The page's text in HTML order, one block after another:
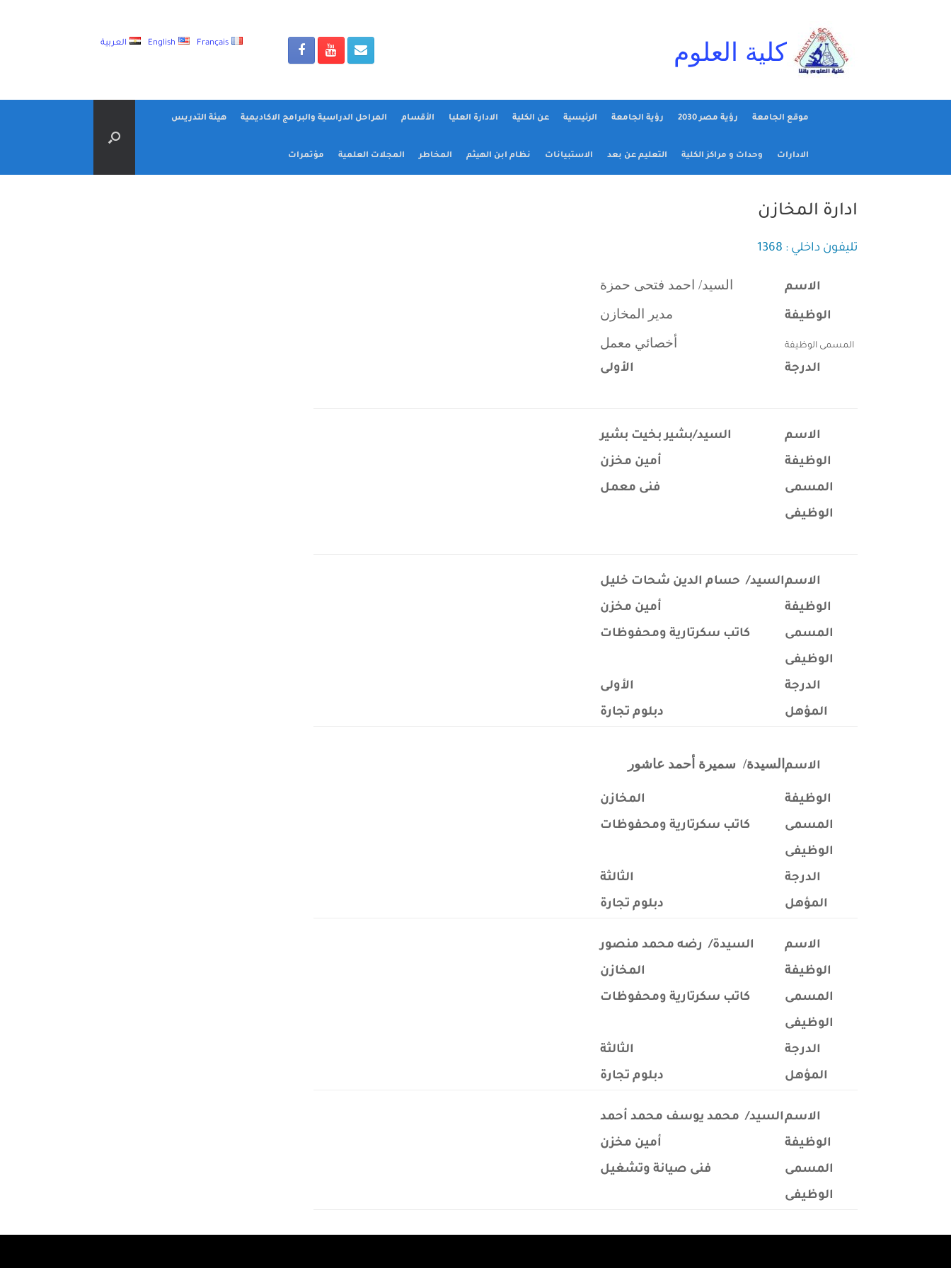
كلية العلوم العربية English Français
موقع الجامعة رؤية مصر 2030 رؤية الجامعة الرئيسية عن الكلية الادارة العليا الأقسام المراحل الدراسية والبرامج الاكاديمية هيئة التدريس
الادارات وحدات و مراكز الكلية التعليم عن بعد الاستبيانات نظام ابن الهيثم المخاطر المجلات العلمية مؤتمرات
ادارة المخازن
تليفون داخلي : 1368
الاسم السيد/ احمد فتحى حمزة
الوظيفة مدير المخازن
المسمى الوظيفة أخصائي معمل
الدرجة الأولى
الاسم
السيد/بشير بخيت بشير
الوظيفة
أمين مخزن
المسمى
الوظيفى
فنى معمل
الاسمالسيد/ حسام الدين شحات خليل
الوظيفة
أمين مخزن
المسمى
الوظيفى
كاتب سكرتارية ومحفوظات
الدرجة
الأولى
المؤهل
دبلوم تجارة
الاسم السيدة/ سميرة أحمد عاشور
الوظيفة
المخازن
المسمى
الوظيفى
كاتب سكرتارية ومحفوظات
الدرجة
الثالثة
المؤهل
دبلوم تجارة
الاسم
السيدة/ رضه محمد منصور
الوظيفة
المخازن
المسمى
الوظيفى
كاتب سكرتارية ومحفوظات
الدرجة
الثالثة
المؤهل
دبلوم تجارة
الاسمالسيد/ محمد يوسف محمد أحمد
الوظيفة
أمين مخزن
المسمى
الوظيفى
فنى صيانة وتشغيل